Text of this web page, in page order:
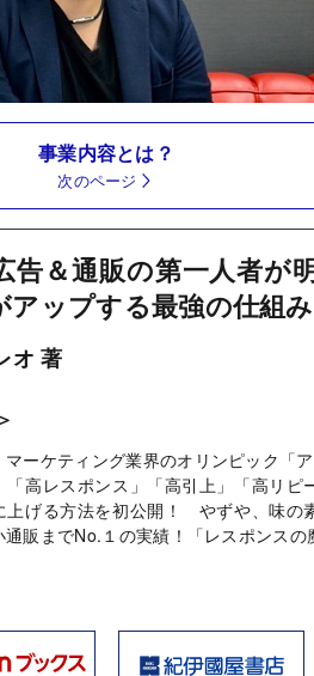
事業内容とは？
次のページ
告＆通販の第一人者が
アップする最強の仕組み
オ 著
マーケティング業界のオリンピック「
高レスポンス」「高引上」「高リピ
上げる方法を初公開！ やずや、味の
販までNo.１の実績！「レスポンスの